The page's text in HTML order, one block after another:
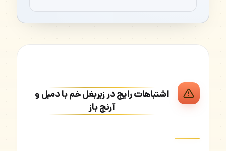
اشتباهات رایج در زیربغل خم با دمبل و
آرنج باز